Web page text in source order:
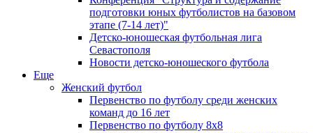
подготовки юных футболистов на базовом
этапе (7-14 лет)"
Детско-юношеская футбольная лига
Севастополя
Новости детско-юношеского футбола
Еще
Женский футбол
Первенство по футболу среди женских
команд до 16 лет
Первенство по футболу 8х8